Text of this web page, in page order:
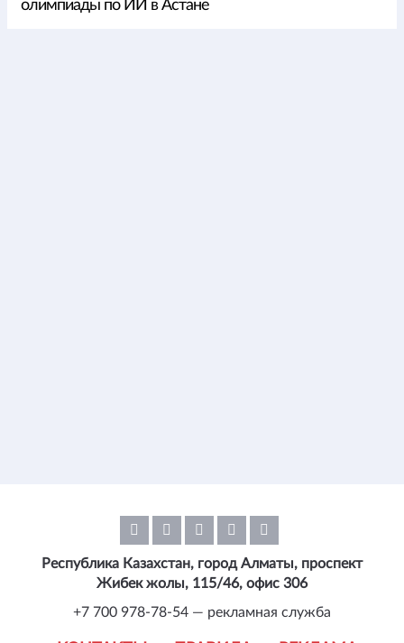
олимпиады по ИИ в Астане
Республика Казахстан, город Алматы, проспект
Жибек жолы, 115/46, офис 306
+7 700 978-78-54 — рекламная служба